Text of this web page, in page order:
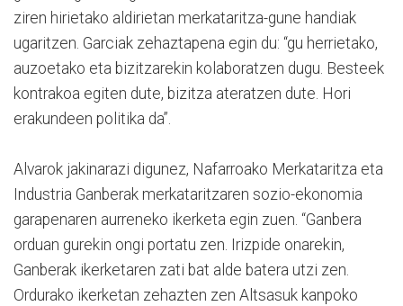
ziren hirietako aldirietan merkataritza-gune handiak
ugaritzen. Garciak zehaztapena egin du: “gu herrietako,
auzoetako eta bizitzarekin kolaboratzen dugu. Besteek
kontrakoa egiten dute, bizitza ateratzen dute. Hori
erakundeen politika da”.
Alvarok jakinarazi digunez, Nafarroako Merkataritza eta
Industria Ganberak merkataritzaren sozio-ekonomia
garapenaren aurreneko ikerketa egin zuen. “Ganbera
orduan gurekin ongi portatu zen. Irizpide onarekin,
Ganberak ikerketaren zati bat alde batera utzi zen.
Ordurako ikerketan zehazten zen Altsasuk kanpoko